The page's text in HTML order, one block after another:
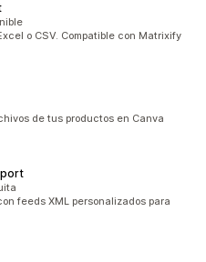
o CSV. Compatible con Matrixify
de tus productos en Canva
feeds XML personalizados para